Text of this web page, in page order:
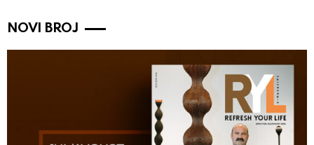
NOVI BROJ